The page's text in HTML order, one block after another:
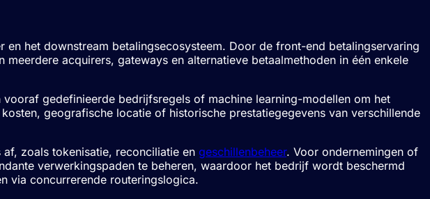
het downstream betalingsecosysteem. Door de front-end betalingservaring
acquirers, gateways en alternatieve betaalmethoden in één enkele
gedefinieerde bedrijfsregels of machine learning-modellen om het
geografische locatie of historische prestatiegegevens van verschillende
zoals tokenisatie, reconciliatie en geschillenbeheer. Voor ondernemingen of
verwerkingspaden te beheren, waardoor het bedrijf wordt beschermd
via concurrerende routeringslogica.